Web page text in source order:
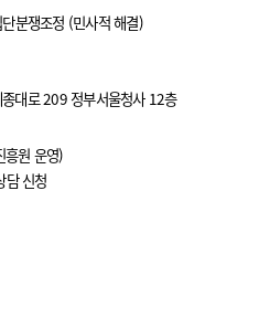
분쟁조정 (민사적 해결)
대로 209 정부서울청사 12층
흥원 운영)
담 신청